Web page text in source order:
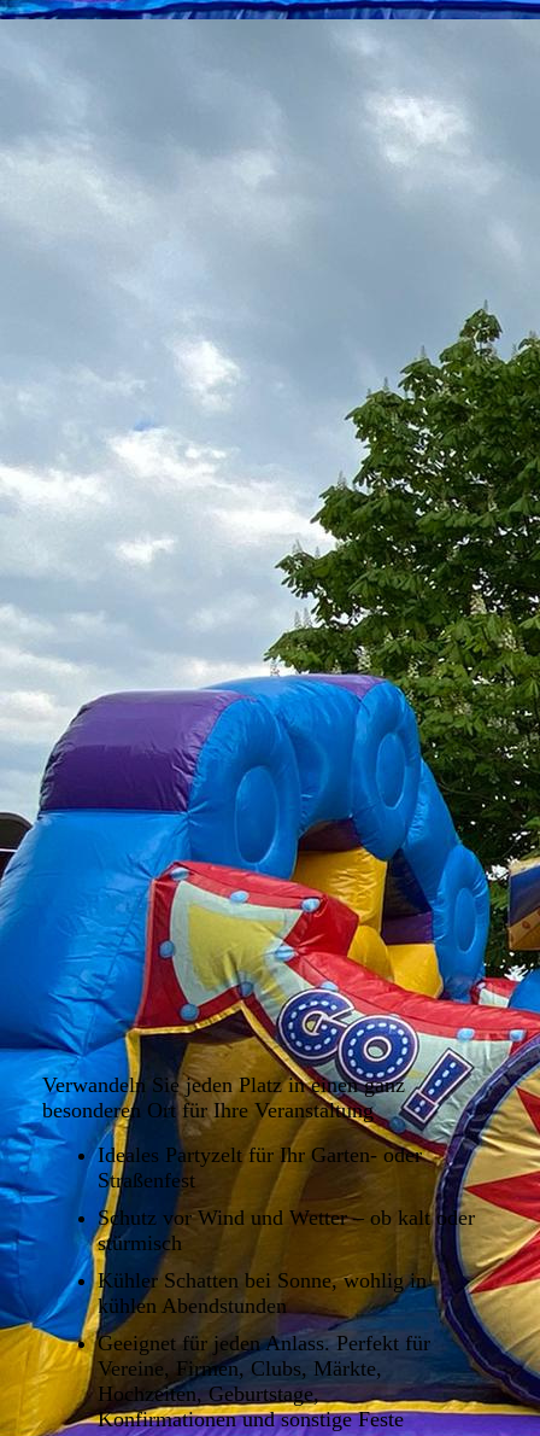
IMG_5181
Verwandeln Sie jeden Platz in einen ganz
besonderen Ort für Ihre Veranstaltung
Ideales Partyzelt für Ihr Garten- oder
Straßenfest
Schutz vor Wind und Wetter – ob kalt oder
stürmisch
Kühler Schatten bei Sonne, wohlig in
kühlen Abendstunden
Geeignet für jeden Anlass. Perfekt für
Vereine, Firmen, Clubs, Märkte,
Hochzeiten, Geburtstage,
Konfirmationen und sonstige Feste